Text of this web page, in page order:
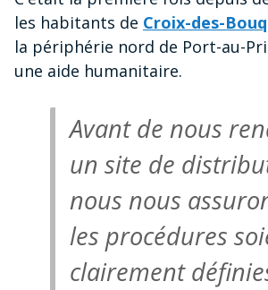
les habitants de Croix-des-
la périphérie nord de Port-au-
une aide humanitaire.
Avant de nous
un site de
nous nous
les procédures
clairement